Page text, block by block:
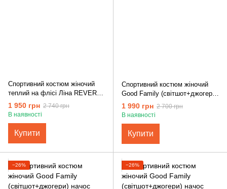
Спортивний костюм жіночий
теплий на флісі Ліна REVER
молочний
1 950 грн 2 740 грн
В наявності
Купити
Спортивний костюм жіночий
Good Family (світшот+джогери)
начос чорний
1 990 грн 2 700 грн
В наявності
Купити
−26% −26%